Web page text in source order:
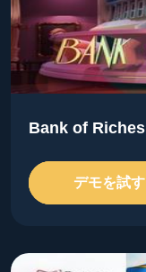
Bank of Riches
デモを試す